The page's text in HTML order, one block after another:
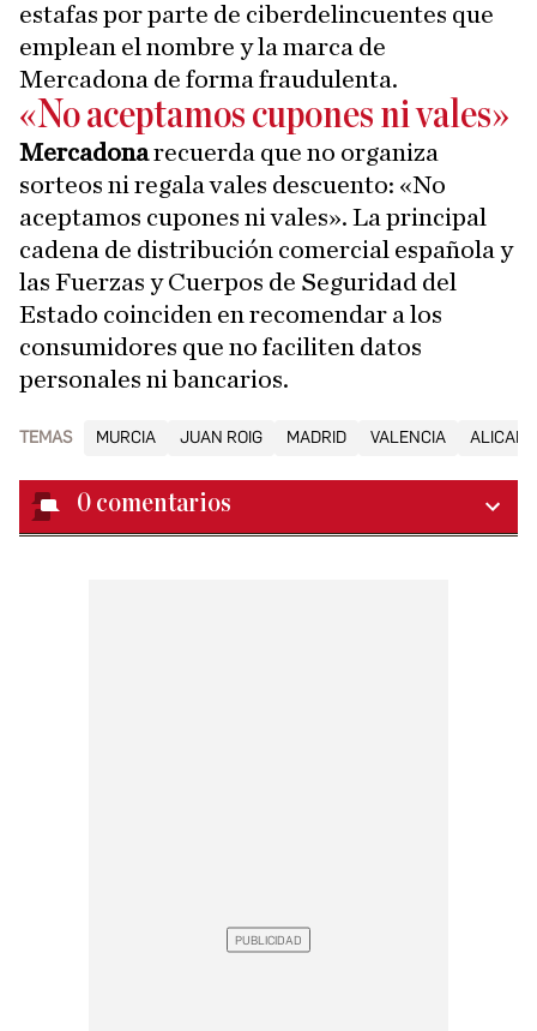
estafas por parte de ciberdelincuentes que
emplean el nombre y la marca de
Mercadona de forma fraudulenta.
«No aceptamos cupones ni vales»
Mercadonarecuerda que no organiza
sorteos ni regala vales descuento: «No
aceptamos cupones ni vales». La principal
cadena de distribución comercial española y
las Fuerzas y Cuerpos de Seguridad del
Estado coinciden en recomendar a los
consumidores que no faciliten datos
personales ni bancarios.
TEMAS MURCIA JUAN ROIG MADRID VALENCIA
0 comentarios